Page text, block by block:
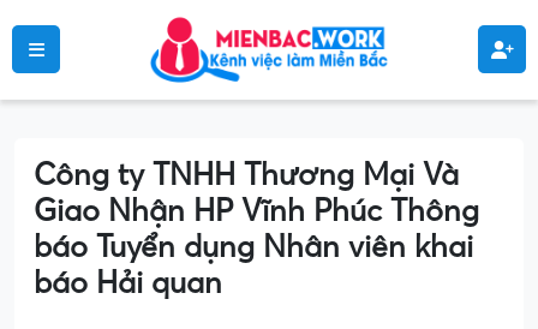
Công ty TNHH Thương Mại Và
Giao Nhận HP Vĩnh Phúc Thông
báo Tuyển dụng Nhân viên khai
báo Hải quan